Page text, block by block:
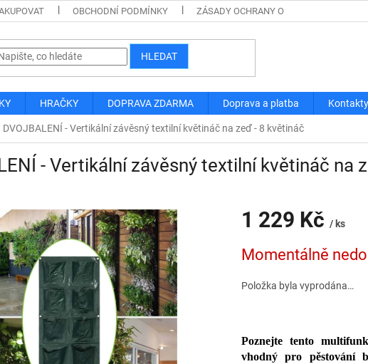
OBCHODNÍ PODMÍNKY ZÁSADY OCHRANY OSOBNÍCH ÚDAJŮ
HLEDAT
HRAČKY DOPRAVA ZDARMA Doprava a platba Kontakty
DVOJBALENÍ - Vertikální závěsný textilní květináč na zeď - 8 květináč
- Vertikální závěsný textilní květináč na
1 229 Kč / ks
cena:
Momentálně
Položka byla vyprodána…
Poznejte tento
vhodný pro pěstování